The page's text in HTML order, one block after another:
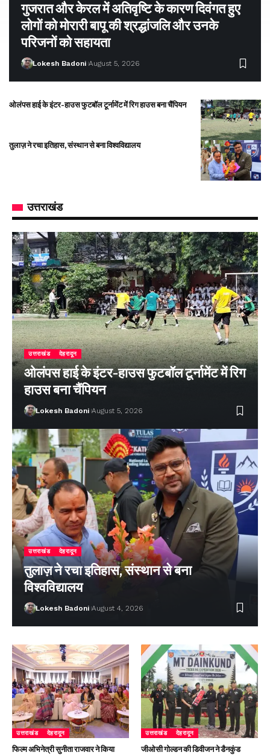
गुजरात और केरल में अतिवृष्टि के कारण दिवंगत हुए
लोगों को मोरारी बापू की श्रद्धांजलि और उनके
परिजनों को सहायता
Lokesh Badoni August 5, 2026
ओलंपस हाई के इंटर-हाउस फुटबॉल टूर्नामेंट में रिग हाउस बना चैंपियन
तुलाज़ ने रचा इतिहास, संस्थान से बना विश्वविद्यालय
उत्तराखंड
उत्तराखंड देहरादून
ओलंपस हाई के इंटर-हाउस फुटबॉल टूर्नामेंट में रिग
हाउस बना चैंपियन
Lokesh Badoni August 5, 2026
उत्तराखंड देहरादून
तुलाज़ ने रचा इतिहास, संस्थान से बना
विश्वविद्यालय
Lokesh Badoni August 4, 2026
उत्तराखंड देहरादून
फिल्म अभिनेत्री सुनीता राजवार ने किया
उत्तराखंड देहरादून
जीओसी गोल्डन की डिवीजन ने डैनकुंड